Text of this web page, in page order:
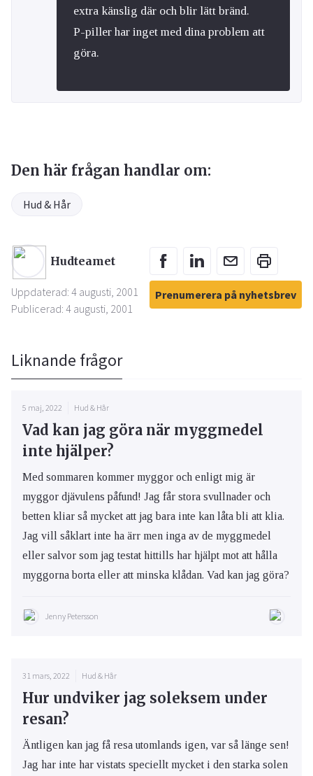
extra känslig där och blir lätt bränd.
P-piller har inget med dina problem att
göra.
Den här frågan handlar om:
Hud & Hår
Hudteamet
Uppdaterad: 4 augusti, 2001
Publicerad: 4 augusti, 2001
Prenumerera på nyhetsbrev
Liknande frågor
5 maj, 2022 Hud & Hår
Vad kan jag göra när myggmedel
inte hjälper?
Med sommaren kommer myggor och enligt mig är
myggor djävulens påfund! Jag får stora svullnader och
betten kliar så mycket att jag bara inte kan låta bli att klia.
Jag vill såklart inte ha ärr men inga av de myggmedel
eller salvor som jag testat hittills har hjälpt mot att hålla
myggorna borta eller att minska klådan. Vad kan jag göra?
Jenny Petersson
31 mars, 2022 Hud & Hår
Hur undviker jag soleksem under
resan?
Äntligen kan jag få resa utomlands igen, var så länge sen!
Jag har inte har vistats speciellt mycket i den starka solen